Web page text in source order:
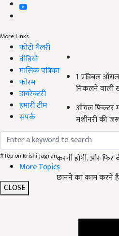
More Links
फोटो गैलरी
वीडियो
मासिक पत्रिका
फोरम
डायरेक्टरी
हमारी टीम
संपर्क
#Top on Krishi Jagran
More Topics
CLOSE
1 एडिबल
निकलने वाली
ऑयल फिल्टर
मशीनरी की
तेल निकालने की
करनी होगी. और फिर
छानने का काम करने